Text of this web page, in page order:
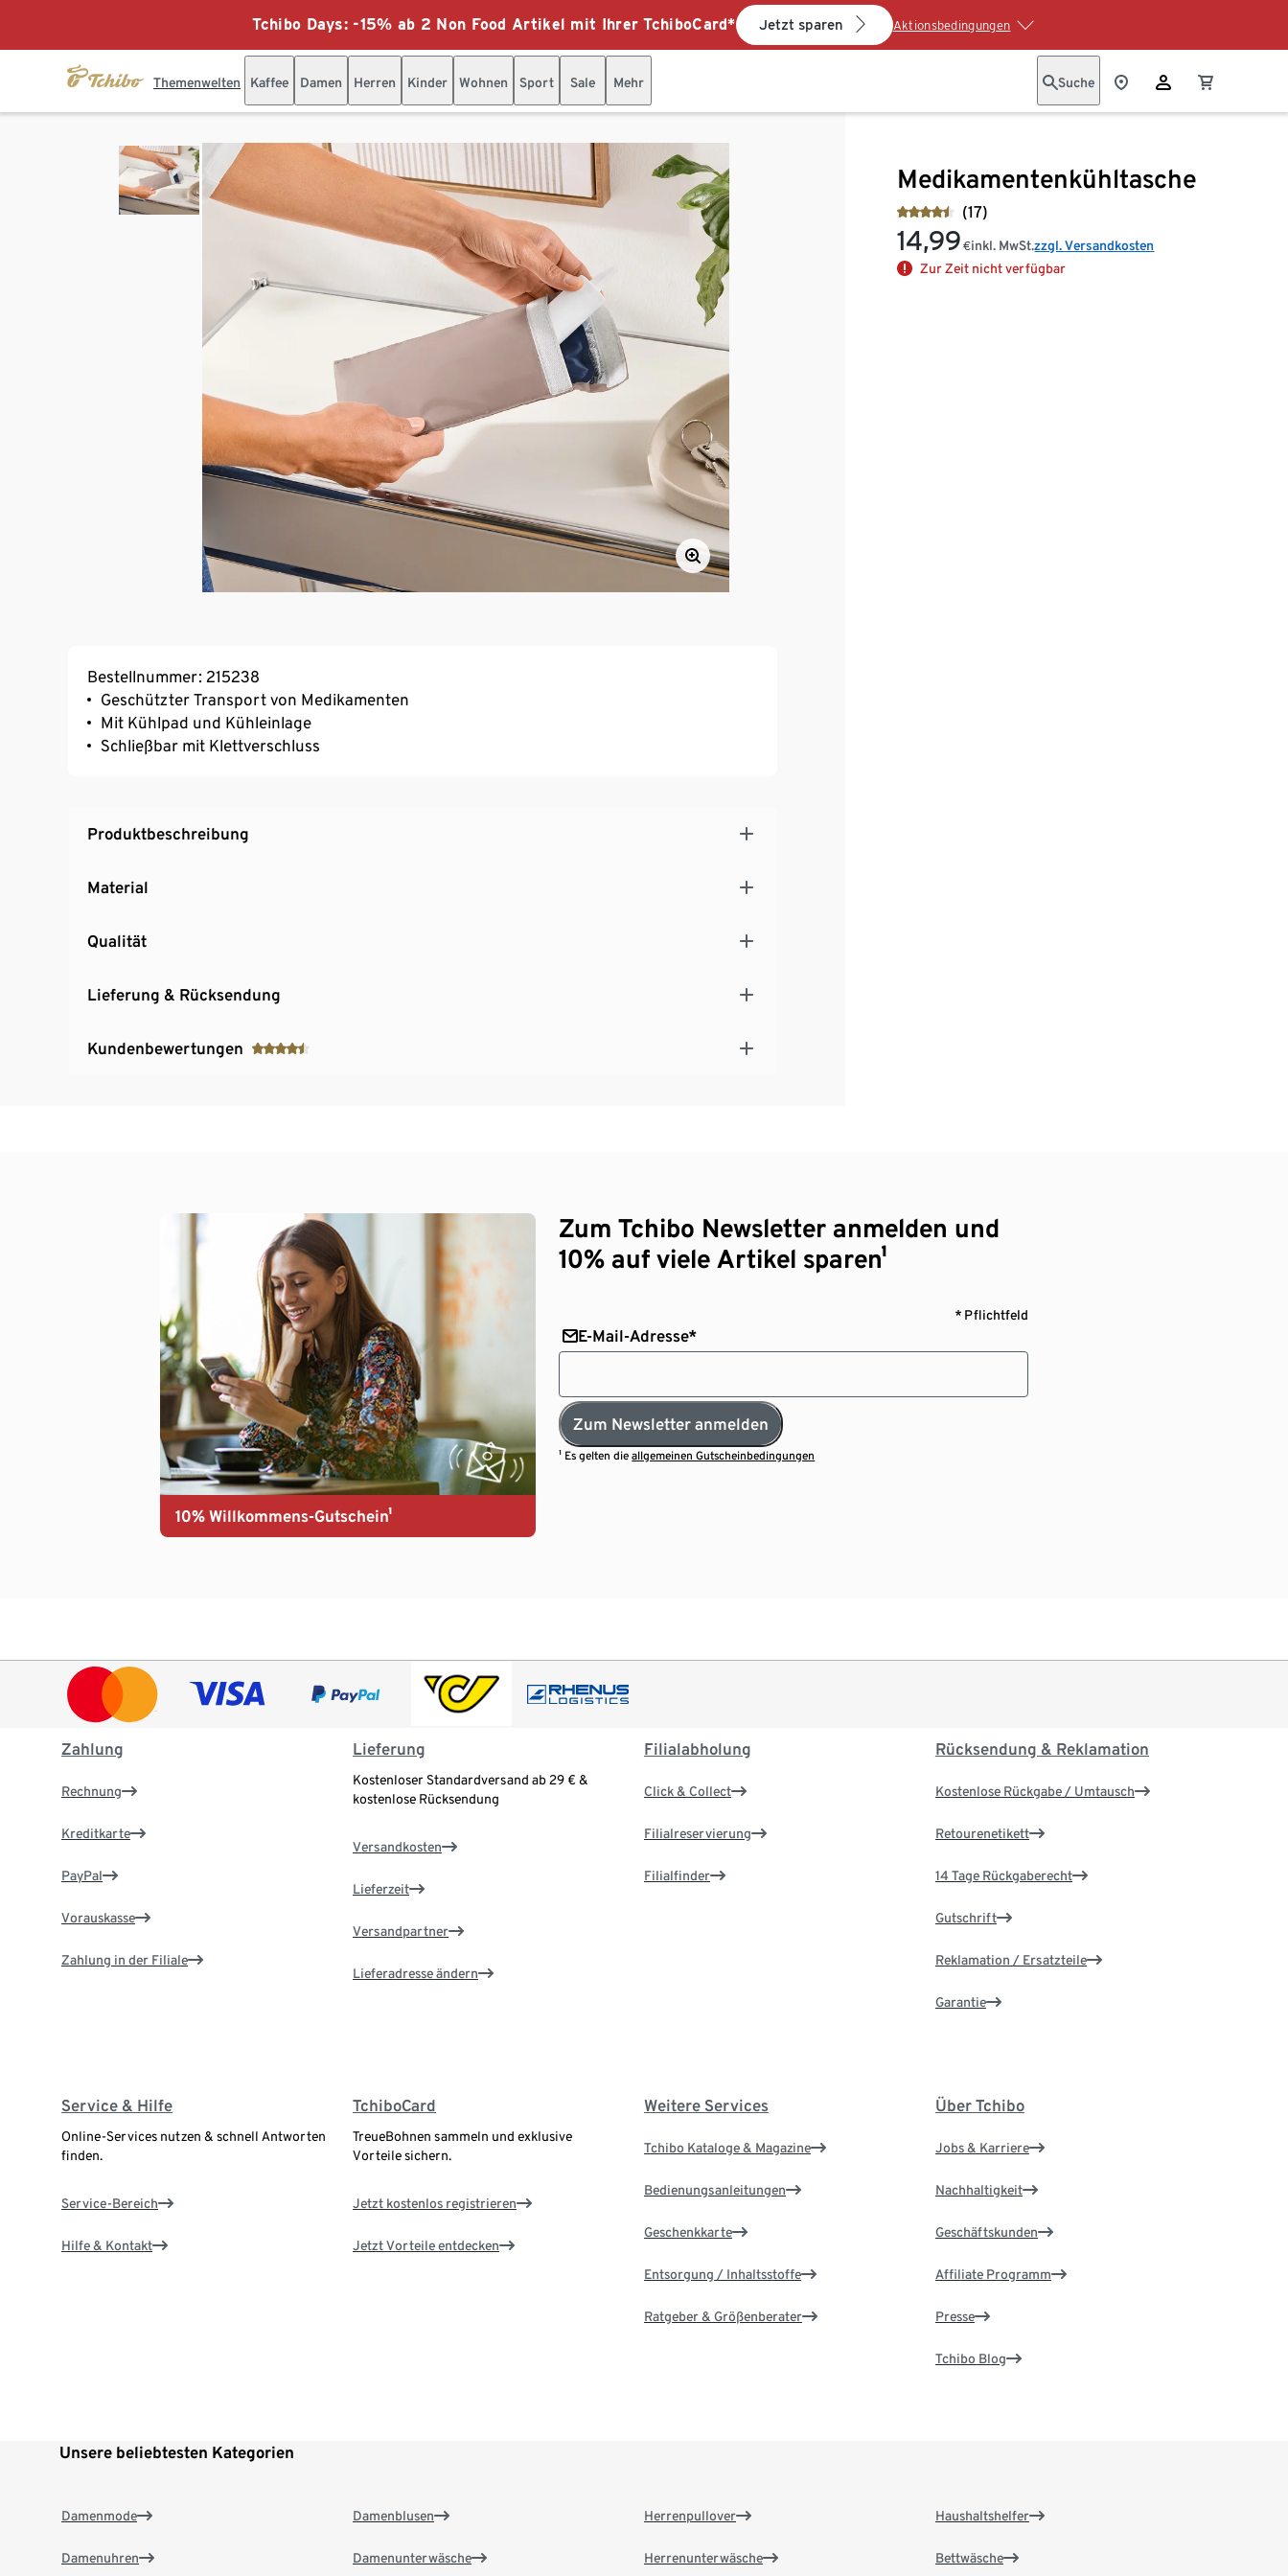
Tchibo Days: -15% ab 2 Non Food Artikel mit Ihrer TchiboCard* Jetzt sparen Aktionsbedingungen
Themenwelten Kaffee Damen Herren Kinder Wohnen Sport Sale Mehr Suche
Medikamentenkühltasche
(17)
14,99 €inkl. MwSt.zzgl. Versandkosten
Zur Zeit nicht verfügbar
Bestellnummer: 215238
Geschützter Transport von Medikamenten
Mit Kühlpad und Kühleinlage
Schließbar mit Klettverschluss
Produktbeschreibung
Material
Qualität
Lieferung & Rücksendung
Kundenbewertungen
10% Willkommens-Gutschein¹
Zum Tchibo Newsletter anmelden und
10% auf viele Artikel sparen¹
* Pflichtfeld
E-Mail-Adresse*
Zum Newsletter anmelden
¹ Es gelten dieallgemeinen Gutscheinbedingungen
Zahlung
Rechnung
Kreditkarte
PayPal
Vorauskasse
Zahlung in der Filiale
Lieferung
Kostenloser Standardversand ab 29 € &
kostenlose Rücksendung
Versandkosten
Lieferzeit
Versandpartner
Lieferadresse ändern
Filialabholung
Click & Collect
Filialreservierung
Filialfinder
Rücksendung & Reklamation
Kostenlose Rückgabe / Umtausch
Retourenetikett
14 Tage Rückgaberecht
Gutschrift
Reklamation / Ersatzteile
Garantie
Service & Hilfe
Online-Services nutzen & schnell Antworten
finden.
Service-Bereich
Hilfe & Kontakt
TchiboCard
TreueBohnen sammeln und exklusive
Vorteile sichern.
Jetzt kostenlos registrieren
Jetzt Vorteile entdecken
Weitere Services
Tchibo Kataloge & Magazine
Bedienungsanleitungen
Geschenkkarte
Entsorgung / Inhaltsstoffe
Ratgeber & Größenberater
Über Tchibo
Jobs & Karriere
Nachhaltigkeit
Geschäftskunden
Affiliate Programm
Presse
Tchibo Blog
Unsere beliebtesten Kategorien
Damenmode
Damenuhren
Damenblusen
Damenunterwäsche
Herrenpullover
Herrenunterwäsche
Haushaltshelfer
Bettwäsche